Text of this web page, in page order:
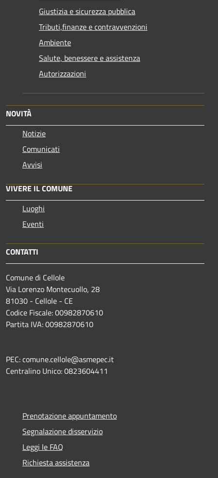
Giustizia e sicurezza pubblica
Tributi,finanze e contravvenzioni
Ambiente
Salute, benessere e assistenza
Autorizzazioni
NOVITÀ
Notizie
Comunicati
Avvisi
VIVERE IL COMUNE
Luoghi
Eventi
CONTATTI
Comune di Cellole
Via Lorenzo Montecuollo, 28
81030 - Cellole - CE
Codice Fiscale: 00982870610
Partita IVA: 00982870610
PEC: comune.cellole@asmepec.it
Centralino Unico: 0823604411
Prenotazione appuntamento
Segnalazione disservizio
Leggi le FAQ
Richiesta assistenza